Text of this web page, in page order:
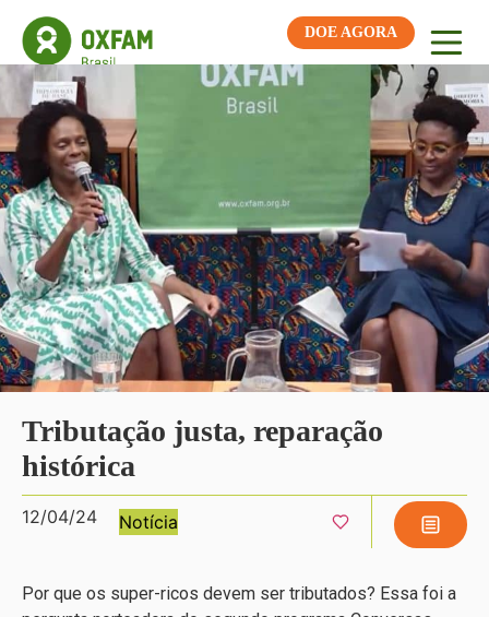
DOE AGORA
Tributação justa, reparação
histórica
12/04/24 Notícia
Por que os super-ricos devem ser tributados? Essa foi a